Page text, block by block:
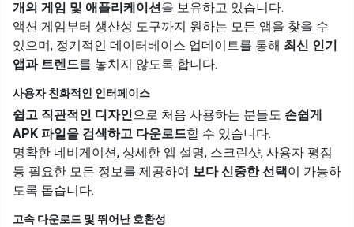
개의 게임 및 애플리케이션을 보유하고 있습니다.
액션 게임부터 생산성 도구까지 원하는 모든 앱을 찾을 수
있으며, 정기적인 데이터베이스 업데이트를 통해 최신 인기
앱과 트렌드를 놓치지 않도록 합니다.
사용자 친화적인 인터페이스
쉽고 직관적인 디자인으로 처음 사용하는 분들도 손쉽게
APK 파일을 검색하고 다운로드할 수 있습니다.
명확한 네비게이션, 상세한 앱 설명, 스크린샷, 사용자 평점
등 필요한 모든 정보를 제공하여 보다 신중한 선택이 가능하
도록 돕습니다.
고속 다운로드 및 뛰어난 호환성